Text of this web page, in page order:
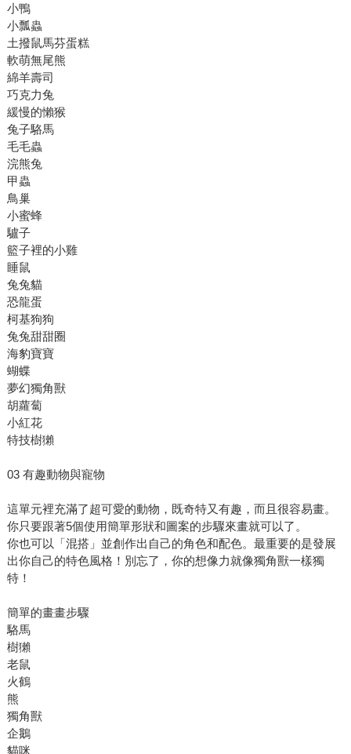
小鴨
小瓢蟲
土撥鼠馬芬蛋糕
軟萌無尾熊
綿羊壽司
巧克力兔
緩慢的懶猴
兔子駱馬
毛毛蟲
浣熊兔
甲蟲
鳥巢
小蜜蜂
驢子
籃子裡的小雞
睡鼠
兔兔貓
恐龍蛋
柯基狗狗
兔兔甜甜圈
海豹寶寶
蝴蝶
夢幻獨角獸
胡蘿蔔
小紅花
特技樹獺
03 有趣動物與寵物
這單元裡充滿了超可愛的動物，既奇特又有趣，而且很容易畫。
你只要跟著5個使用簡單形狀和圖案的步驟來畫就可以了。
你也可以「混搭」並創作出自己的角色和配色。最重要的是發展
出你自己的特色風格！別忘了，你的想像力就像獨角獸一樣獨
特！
簡單的畫畫步驟
駱馬
樹獺
老鼠
火鶴
熊
獨角獸
企鵝
貓咪